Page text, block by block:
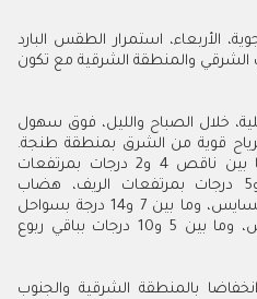
الأربعاء، استمرار الطقس البارد
الشرقي والمنطقة الشرقية مع تكون
خلال الصباح والليل، فوق سهول
قوية من الشرق بمنطقة طنجة.
وستتراوح درجات الحرارة الدنيا ما بين ناقص 4 و2 درجات بمرتفعات
الأطلس، وما بين صفر درجة و5 درجات بمرتفعات الريف، هضاب
الفوسفاط والمنطقة الشرقية والسايس، وما بين 7 و14 درجة بسواحل
المحيط الاطلسي ومنطقة سوس، وما بين 5 و10 درجات بباقي ربوع
بالمنطقة الشرقية والجنوب